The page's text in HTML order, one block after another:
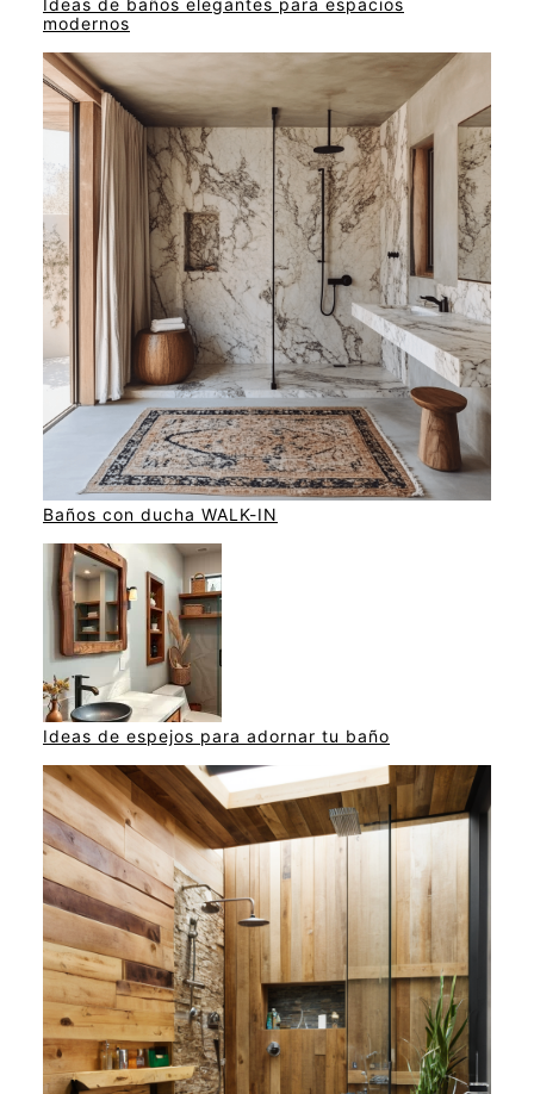
Ideas de baños elegantes para espacios
modernos
Baños con ducha WALK-IN
Ideas de espejos para adornar tu baño